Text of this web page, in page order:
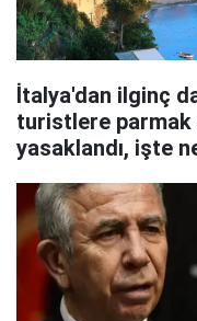
İtalya'dan ilginç
turistlere parmak
yasaklandı, işte